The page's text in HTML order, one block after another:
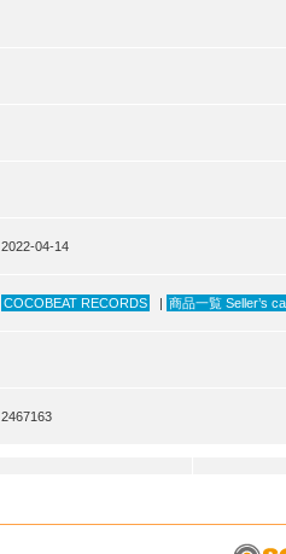
2022-04-14
COCOBEAT RECORDS | 商品一覧 Seller’s
2467163